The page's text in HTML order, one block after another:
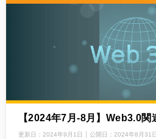
【2024年7月‐8月】Web3.0
更新日： 2024年9月1日 公開日： 2024年8月31日